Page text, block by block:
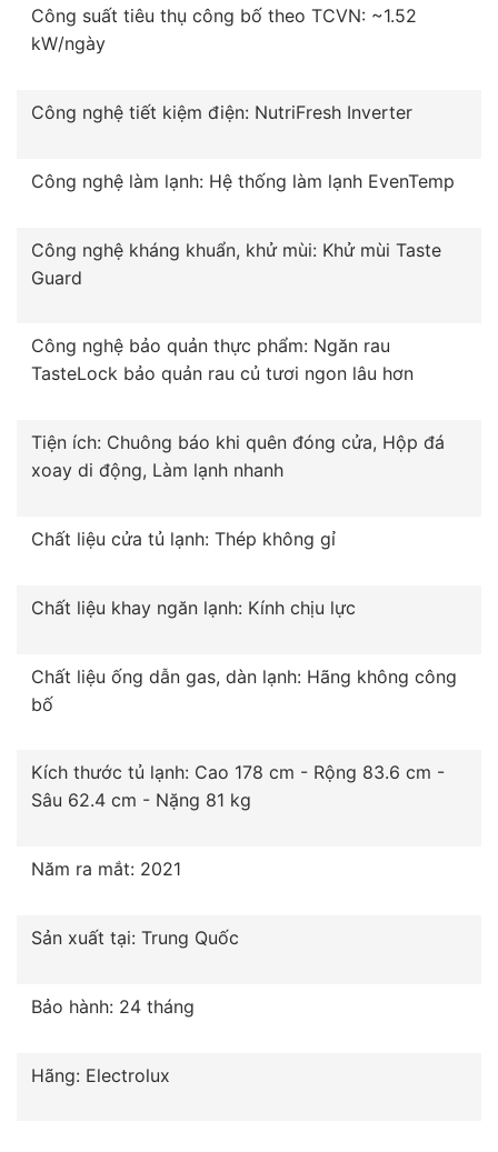
Công suất tiêu thụ công bố theo TCVN: ~1.52
kW/ngày
Công nghệ tiết kiệm điện: NutriFresh Inverter
Công nghệ làm lạnh: Hệ thống làm lạnh EvenTemp
Công nghệ kháng khuẩn, khử mùi: Khử mùi Taste
Guard
Công nghệ bảo quản thực phẩm: Ngăn rau
TasteLock bảo quản rau củ tươi ngon lâu hơn
Tiện ích: Chuông báo khi quên đóng cửa, Hộp đá
xoay di động, Làm lạnh nhanh
Chất liệu cửa tủ lạnh: Thép không gỉ
Chất liệu khay ngăn lạnh: Kính chịu lực
Chất liệu ống dẫn gas, dàn lạnh: Hãng không công
bố
Kích thước tủ lạnh: Cao 178 cm - Rộng 83.6 cm -
Sâu 62.4 cm - Nặng 81 kg
Năm ra mắt: 2021
Sản xuất tại: Trung Quốc
Bảo hành: 24 tháng
Hãng: Electrolux